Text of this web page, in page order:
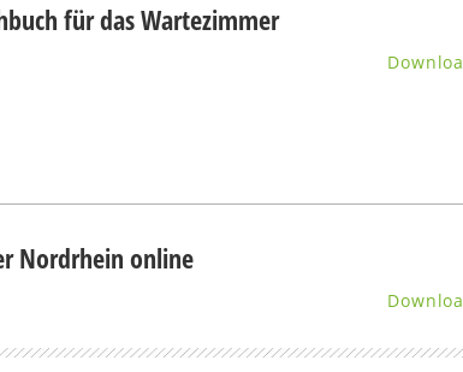
für das Wartezimmer
Nordrhein online